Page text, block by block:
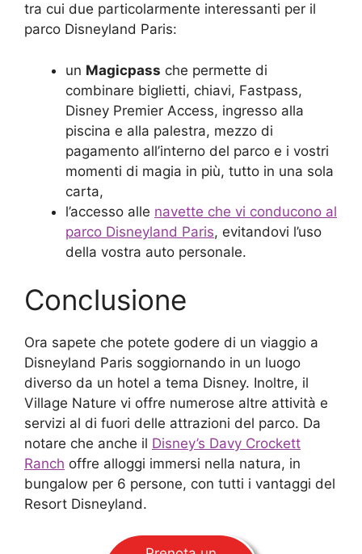
tra cui due particolarmente interessanti per il
parco Disneyland Paris:
un Magicpass che permette di
combinare biglietti, chiavi, Fastpass,
Disney Premier Access, ingresso alla
piscina e alla palestra, mezzo di
pagamento all’interno del parco e i vostri
momenti di magia in più, tutto in una sola
carta,
l’accesso alle navette che vi conducono al
parco Disneyland Paris, evitandovi l’uso
della vostra auto personale.
Conclusione
Ora sapete che potete godere di un viaggio a
Disneyland Paris soggiornando in un luogo
diverso da un hotel a tema Disney. Inoltre, il
Village Nature vi offre numerose altre attività e
servizi al di fuori delle attrazioni del parco. Da
notare che anche il Disney’s Davy Crockett
Ranch offre alloggi immersi nella natura, in
bungalow per 6 persone, con tutti i vantaggi del
Resort Disneyland.